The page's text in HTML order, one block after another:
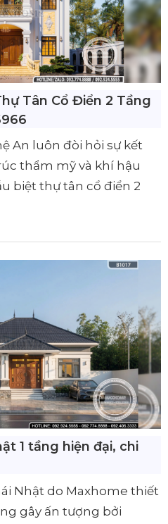
Tân Cổ Điển 2 Tầng
An luôn đòi hỏi sự kết
thẩm mỹ và khí hậu
biệt thự tân cổ điển 2
1 tầng hiện đại, chi
Nhật do Maxhome thiết
gây ấn tượng bởi